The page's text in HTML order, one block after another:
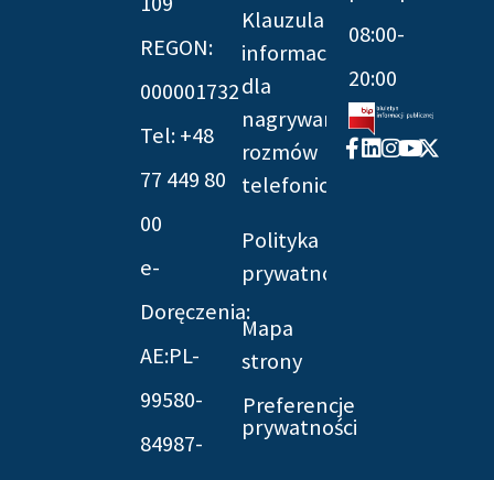
REGON:
000001732
Tel: +48
77 449 80
00
e-
Doręczenia:
AE:PL-
99580-
84987-
Klauzula
informacyjna
dla
nagrywania
rozmów
telefonicznych
Polityka
prywatności
Mapa
strony
Preferencje
prywatności
08:00-
20:00
Facebook-
f
Linkedin
Instagram
Youtube
X-
twitter